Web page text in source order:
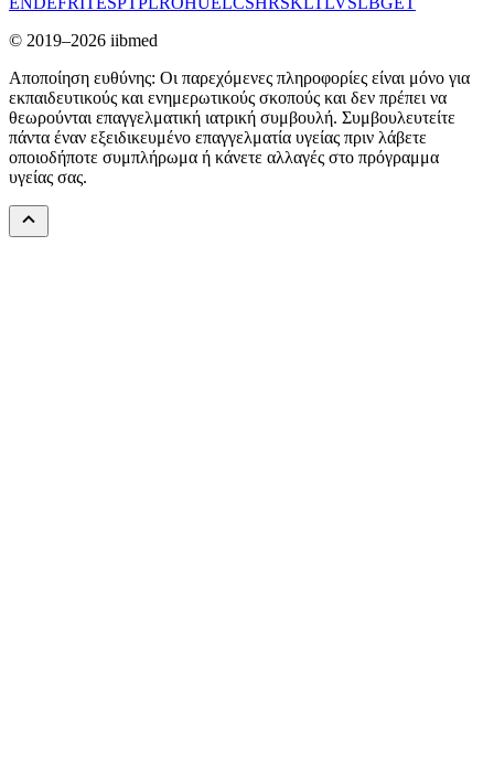
© 2019–2026 iibmed
Αποποίηση ευθύνης: Οι παρεχόμενες πληροφορίες είναι μόνο για
εκπαιδευτικούς και ενημερωτικούς σκοπούς και δεν πρέπει να
θεωρούνται επαγγελματική ιατρική συμβουλή. Συμβουλευτείτε
πάντα έναν εξειδικευμένο επαγγελματία υγείας πριν λάβετε
οποιοδήποτε συμπλήρωμα ή κάνετε αλλαγές στο πρόγραμμα
υγείας σας.